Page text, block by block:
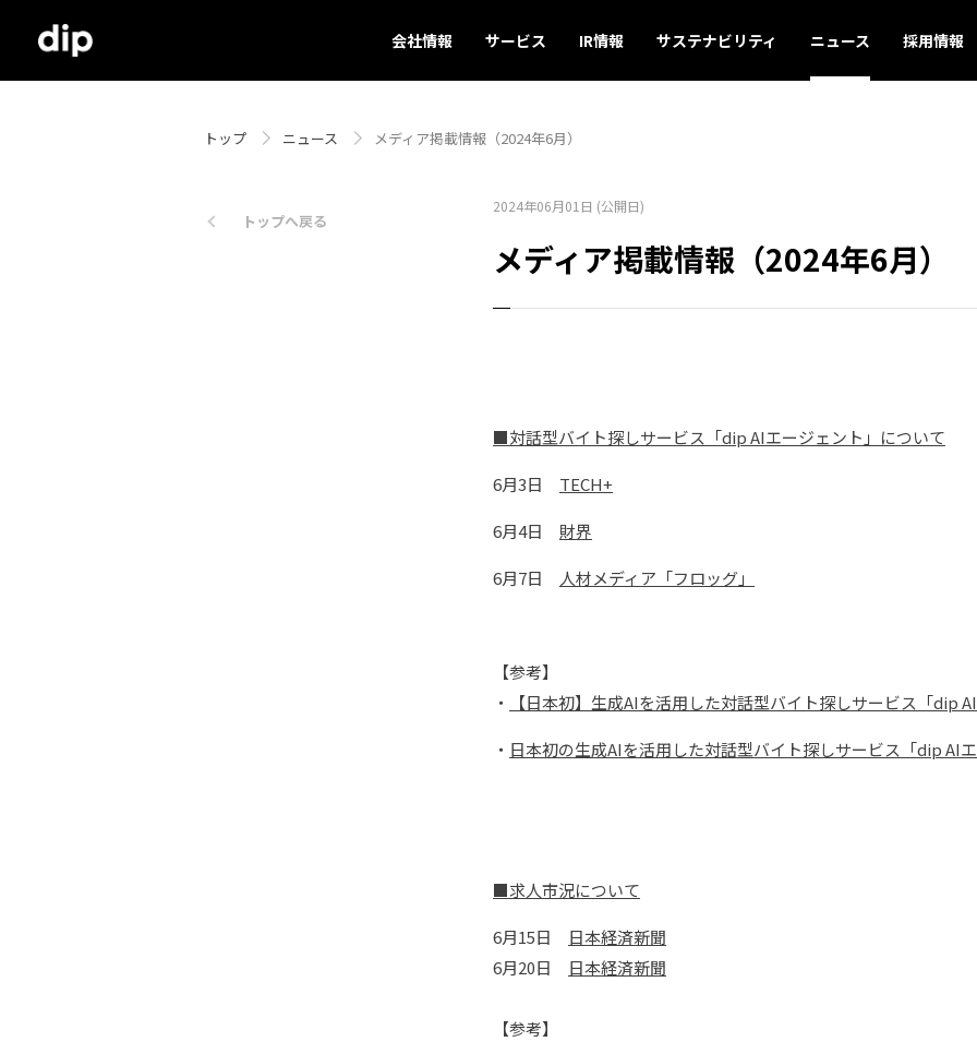
会社情報 サービス IR情報 サステナビリティ ニュース 採用情報
トップ ニュース メディア掲載情報（2024年6月）
トップへ戻る
2024年06月01日 (公開日)
メディア掲載情報（2024年6月）
■対話型バイト探しサービス「dip AIエージェント」について
6月3日 TECH+
6月4日 財界
6月7日 人材メディア「フロッグ」
【参考】
・
【日本初】生成AIを活用した対話型バイト探しサービス「dip
・ 日本初の生成AIを活用した対話型バイト探しサービス「dip AI
■求人市況について
6月15日 日本経済新聞
6月20日 日本経済新聞
【参考】